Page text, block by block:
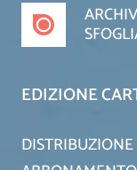
EDIZIONE
DISTRIBUZIONE